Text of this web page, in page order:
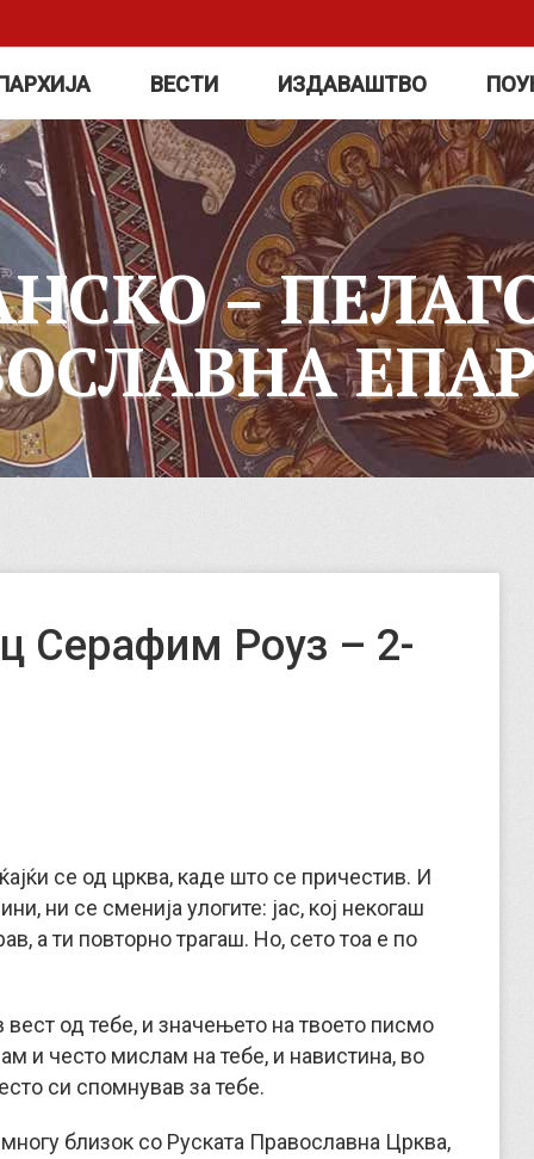
ВЕСТИ ИЗДАВАШТВО
–
Серафим Роуз – 2-
се од црква, каде што се причестив. И
ни се сменија улогите: јас, кој некогаш
а ти повторно трагаш. Но, сето тоа е по
од тебе, и значењето на твоето писмо
и често мислам на тебе, и навистина, во
си спомнував за тебе.
близок со Руската Православна Црква,